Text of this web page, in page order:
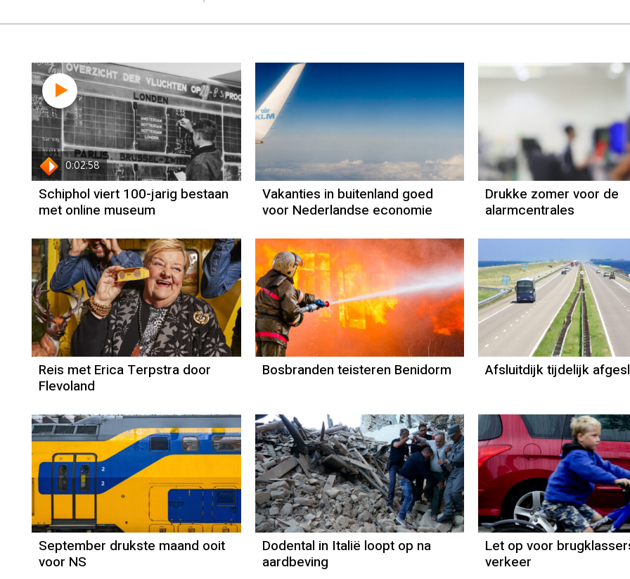
0:02:58
Schiphol viert 100-jarig bestaan
met online museum
Vakanties in buitenland goed
voor Nederlandse economie
Drukke zomer voor de
alarmcentrales
Reis met Erica Terpstra door
Flevoland
Bosbranden teisteren Benidorm Afsluitdijk tijdelijk
September drukste maand ooit
voor NS
Dodental in Italië loopt op na
aardbeving
Let op voor
verkeer